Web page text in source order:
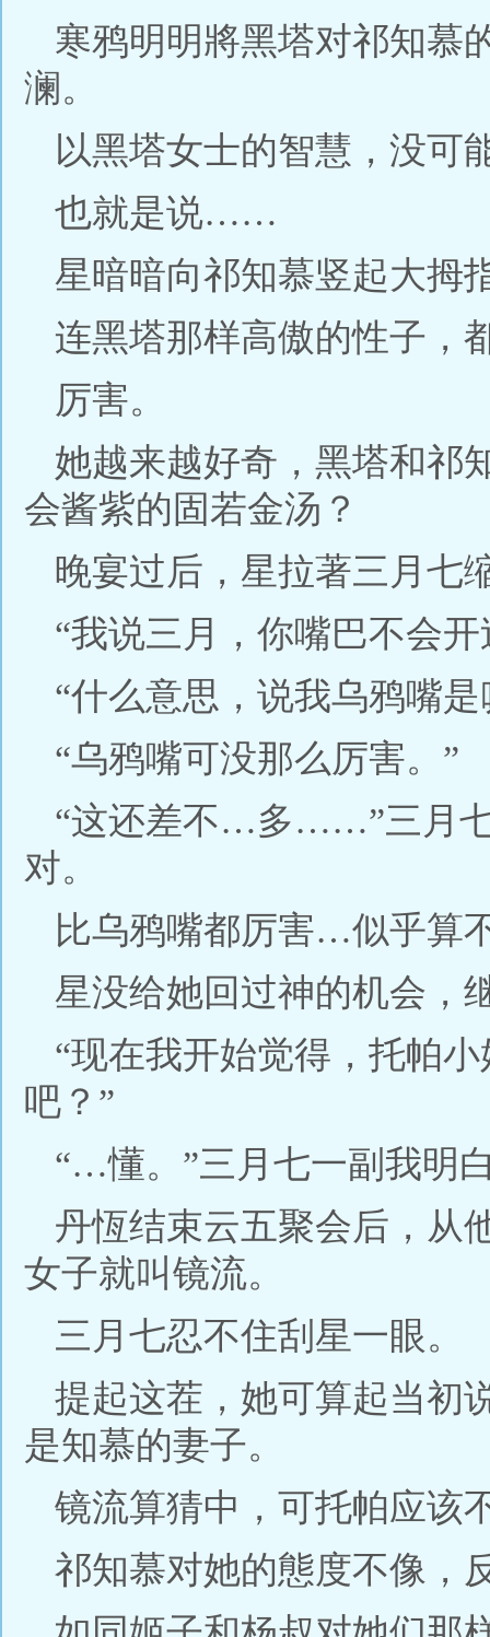
寒鸦明明將黑塔对祁知慕
澜。
以黑塔女士的智慧，没可
也就是说……
星暗暗向祁知慕竖起大拇
连黑塔那样高傲的性子，
厉害。
她越来越好奇，黑塔和祁
会酱紫的固若金汤？
晚宴过后，星拉著三月七
“我说三月，你嘴巴不会开
“什么意思，说我乌鸦嘴是
“乌鸦嘴可没那么厉害。”
“这还差不…多……”三月
对。
比乌鸦嘴都厉害…似乎
星没给她回过神的机会，
“现在我开始觉得，托帕
吧？”
“…懂。”三月七一副我明
丹恆结束云五聚会后，从
女子就叫镜流。
三月七忍不住刮星一眼。
提起这茬，她可算起当初
是知慕的妻子。
镜流算猜中，可托帕应该
祁知慕对她的態度不像，